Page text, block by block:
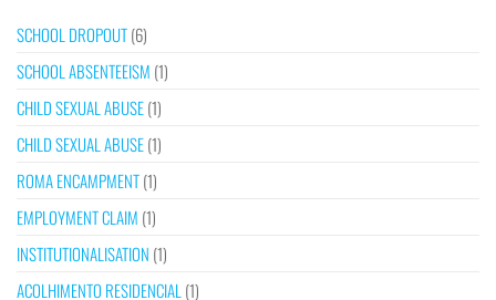
SCHOOL DROPOUT(6)
SCHOOL ABSENTEEISM (1)
CHILD SEXUAL ABUSE(1)
CHILD SEXUAL ABUSE(1)
ROMA ENCAMPMENT(1)
EMPLOYMENT CLAIM (1)
INSTITUTIONALISATION (1)
ACOLHIMENTO RESIDENCIAL (1)